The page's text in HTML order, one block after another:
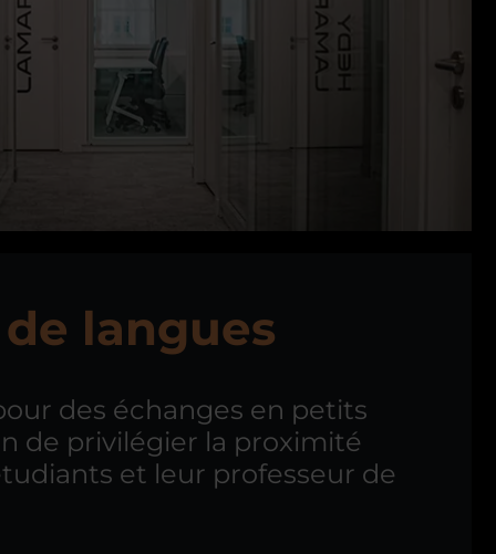
langues
des échanges en petits
de privilégier la proximité
et leur professeur de